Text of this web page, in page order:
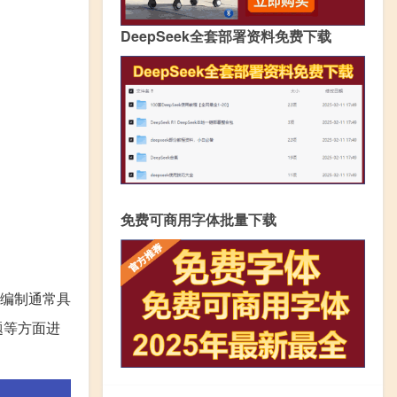
制通常具
方面进
DeepSeek全套部署资料免费下载
免费可商用字体批量下载